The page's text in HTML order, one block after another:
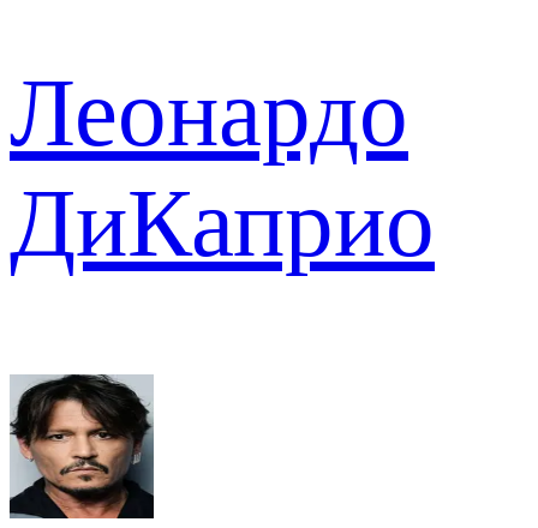
Леонардо
ДиКаприо